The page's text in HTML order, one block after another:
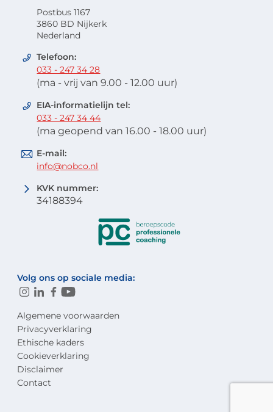
Postbus 1167
3860 BD Nijkerk
Nederland
Telefoon:
033 - 247 34 28
(ma - vrij van 9.00 - 12.00 uur)
EIA-informatielijn tel:
033 - 247 34 44
(ma geopend van 16.00 - 18.00 uur)
E-mail:
info@nobco.nl
KVK nummer:
34188394
Volg ons op sociale media:
Algemene voorwaarden
Privacyverklaring
Ethische kaders
Cookieverklaring
Disclaimer
Contact